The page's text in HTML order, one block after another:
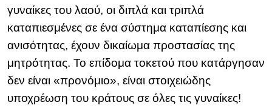
γυναίκες του λαού, οι διπλά και τριπλά
καταπιεσμένες σε ένα σύστημα καταπίεσης και
ανισότητας, έχουν δικαίωμα προστασίας της
μητρότητας. Το επίδομα τοκετού που κατάργησαν
δεν είναι «προνόμιο», είναι στοιχειώδης
υποχρέωση του κράτους σε όλες τις γυναίκες!